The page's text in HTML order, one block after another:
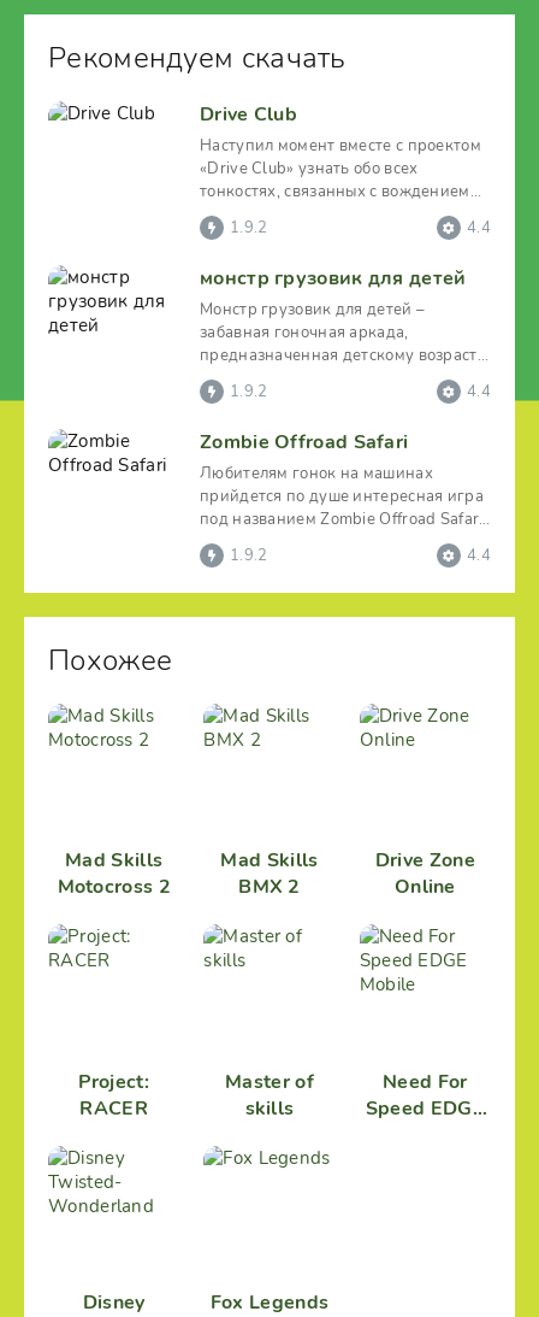
Рекомендуем скачать
Drive Club
Наступил момент вместе с проектом
«Drive Club» узнать обо всех
тонкостях, связанных с вождением
авто. В данном
1.9.2 4.4
монстр грузовик для детей
Монстр грузовик для детей –
забавная гоночная аркада,
предназначенная детскому возрасту
с ярким мультяшным оформлением
1.9.2 4.4
Zombie Offroad Safari
Любителям гонок на машинах
прийдется по душе интересная игра
под названием Zombie Offroad Safari.
Пользователю
1.9.2 4.4
Похожее
Mad Skills
Motocross 2
Mad Skills
BMX 2
Drive Zone
Online
Project:
RACER
Master of
skills
Need For
Speed EDGE
Disney
Fox Legends